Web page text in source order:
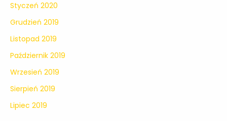
Styczeń 2020
Grudzień 2019
Listopad 2019
Październik 2019
Wrzesień 2019
Sierpień 2019
Lipiec 2019